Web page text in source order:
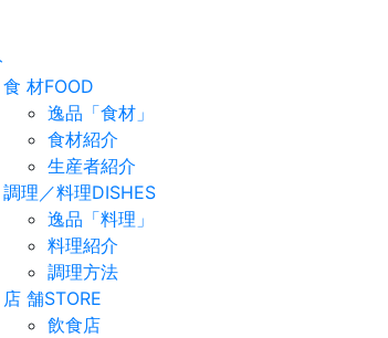
食 材FOOD
逸品「食材」
食材紹介
生産者紹介
調理／料理DISHES
逸品「料理」
料理紹介
調理方法
店 舗STORE
飲食店